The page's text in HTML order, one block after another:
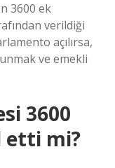
3600 ek
verildiği
açılırsa,
ve emekli
3600
etti mi?